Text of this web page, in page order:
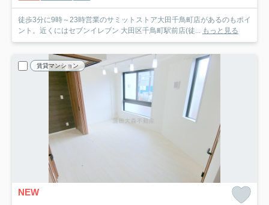
徒歩3分に9時～23時営業のサミットストア大田千鳥町店があるのもポイ
ント。近くにはセブンイレブン 大田区千鳥町駅前店(徒...
もっと見る
賃貸マンション
NEW